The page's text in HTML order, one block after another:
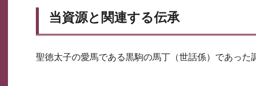
当資源と関連する伝承
聖徳太子の愛馬である黒駒の馬丁（世話係）であった